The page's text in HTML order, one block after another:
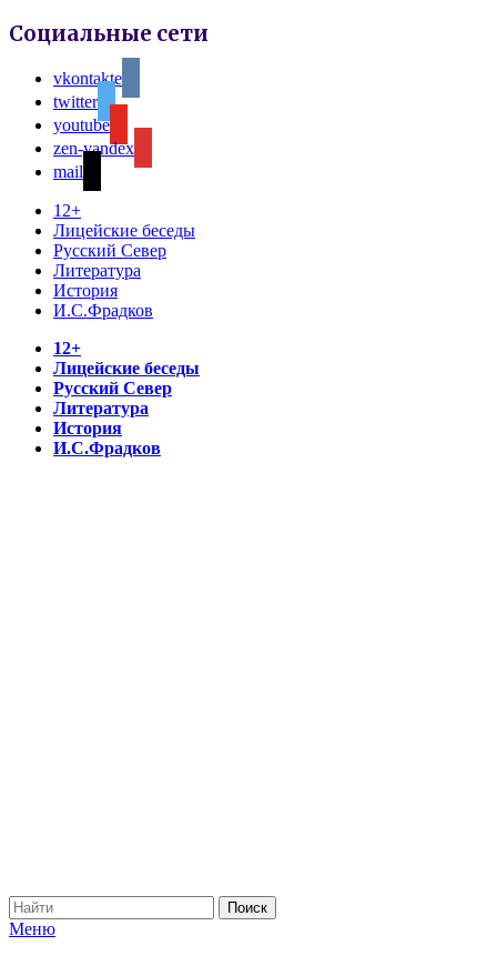
Социальные сети
vkontakte
twitter
youtube
zen-yandex
mail
12+
Лицейские беседы
Русский Север
Литература
История
И.С.Фрадков
12+
Лицейские беседы
Русский Север
Литература
История
И.С.Фрадков
Меню